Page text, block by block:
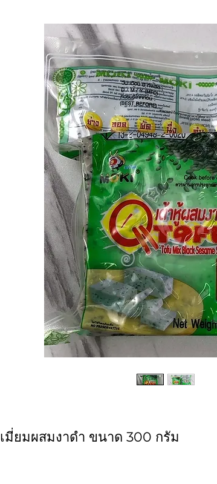
มี่ยมผสมงาดำ ขนาด 300 กรัม